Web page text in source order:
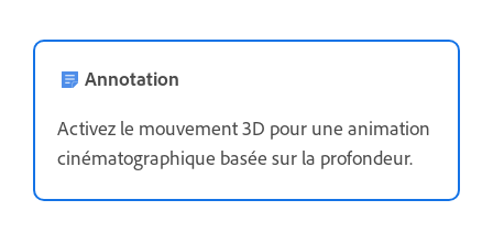
Annotation
Activez le mouvement 3D pour une animation
cinématographique basée sur la profondeur.